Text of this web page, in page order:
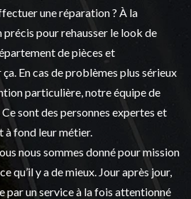
une réparation ? À la
précis pour rehausser le look de
depièces et
En cas de problèmes plus sérieux
particulière, notre équipe de
Ce sont des personnes expertes et
à fond leur métier.
nous sommes donné pour mission
qu’il y a de mieux. Jour après jour,
par un service à la fois attentionné